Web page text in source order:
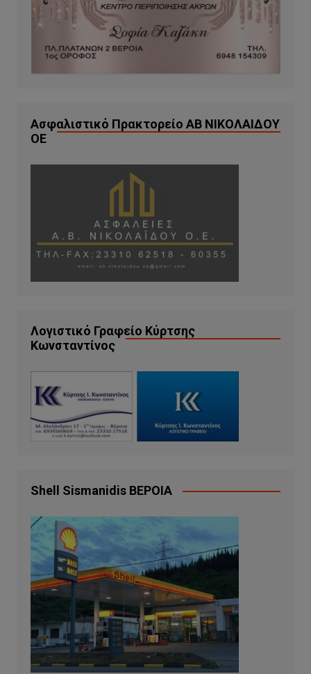
Ασφαλιστικό Πρακτορείο ΑΒ ΝΙΚΟΛΑΙΔΟΥ
ΟΕ
Λογιστικό Γραφείο Κύρτσης
Κωνσταντίνος
Shell Sismanidis ΒΕΡΟΙΑ